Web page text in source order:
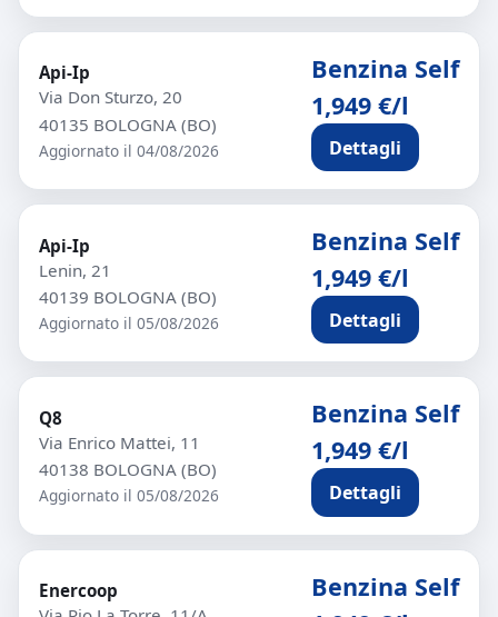
Api-Ip
Via Don Sturzo, 20
40135 BOLOGNA (BO)
Aggiornato il 04/08/2026
Benzina Self
1,949 €/l
Dettagli
Api-Ip
Lenin, 21
40139 BOLOGNA (BO)
Aggiornato il 05/08/2026
Benzina Self
1,949 €/l
Dettagli
Q8
Via Enrico Mattei, 11
40138 BOLOGNA (BO)
Aggiornato il 05/08/2026
Benzina Self
1,949 €/l
Dettagli
Enercoop
Benzina Self